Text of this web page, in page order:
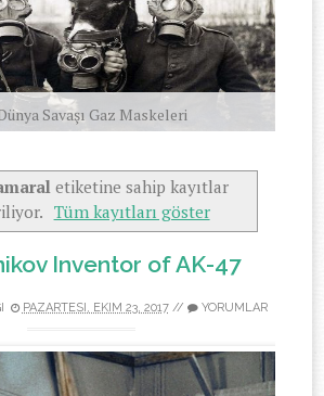
Savaşı Gaz Maskeleri
Grief 1942
etiketine sahip kayıtlar
Tüm kayıtları göster
Inventor of AK-47
PAZARTESI, EKIM 23, 2017// YORUMLAR